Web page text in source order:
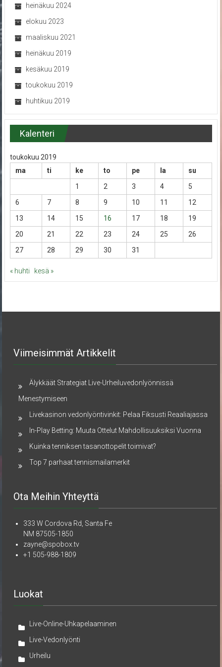
heinäkuu 2024
elokuu 2023
maaliskuu 2021
heinäkuu 2019
kesäkuu 2019
toukokuu 2019
huhtikuu 2019
Kalenteri
toukokuu 2019
ma
ti ke to pe la
su
1
2 3 4
5
6
7 8 9 10 11
12
13
14 15 16 17 18
19
20
21 22 23 24 25
26
27
28 29 30 31
« huhti kesä »
Viimeisimmät Artikkelit
Älykkäät Strategiat Live-Urheiluvedonlyönnissä
Menestymiseen
Livekasinon vedonlyöntivinkit: Pelaa Fiksusti Reaaliajassa
In-Play Betting: Muuta Ottelut Mahdollisuuksiksi Vuonna
Kuinka tenniksen tasanottopelit toimivat?
Top 7 parhaat tennismailamerkit
Ota Meihin Yhteyttä
333 W Cordova Rd, Santa Fe
NM 87505-1850
zayne@spobox.tv
+1 505-988-1809
Luokat
Live-Online-Uhkapelaaminen
Live-Vedonlyönti
Urheilu